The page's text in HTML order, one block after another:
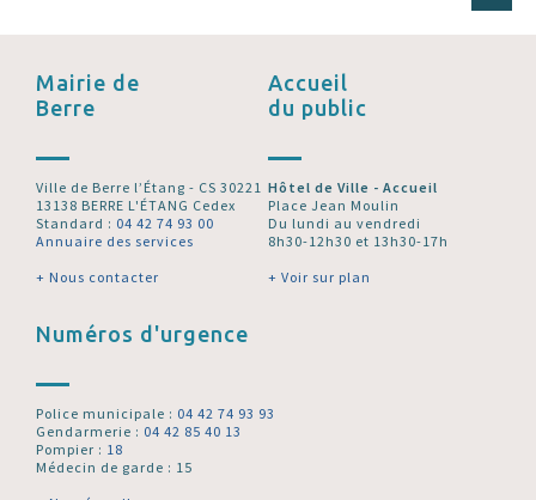
Mairie de
Berre
Ville de Berre l’Étang - CS 30221
13138 BERRE L'ÉTANG Cedex
Standard : 04 42 74 93 00
Annuaire des services
+ Nous contacter
Accueil
du public
Hôtel de Ville - Accueil
Place Jean Moulin
Du lundi au vendredi
8h30-12h30 et 13h30-17h
+ Voir sur plan
Numéros d'urgence
Police municipale : 04 42 74 93 93
Gendarmerie : 04 42 85 40 13
Pompier : 18
Médecin de garde : 15